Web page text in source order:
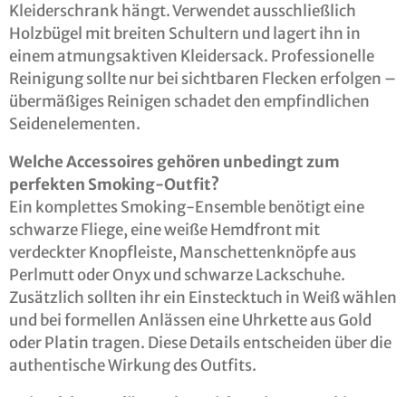
Kleiderschrank hängt. Verwendet ausschließlich
Holzbügel mit breiten Schultern und lagert ihn in
einem atmungsaktiven Kleidersack. Professionelle
Reinigung sollte nur bei sichtbaren Flecken erfolgen –
übermäßiges Reinigen schadet den empfindlichen
Seidenelementen.
Welche Accessoires gehören unbedingt zum
perfekten Smoking-Outfit?
Ein komplettes Smoking-Ensemble benötigt eine
schwarze Fliege, eine weiße Hemdfront mit
verdeckter Knopfleiste, Manschettenknöpfe aus
Perlmutt oder Onyx und schwarze Lackschuhe.
Zusätzlich sollten ihr ein Einstecktuch in Weiß wählen
und bei formellen Anlässen eine Uhrkette aus Gold
oder Platin tragen. Diese Details entscheiden über die
authentische Wirkung des Outfits.